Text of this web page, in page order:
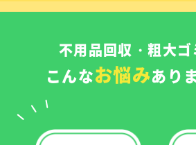
不用品回収・粗大ゴ
こんなお悩みあり